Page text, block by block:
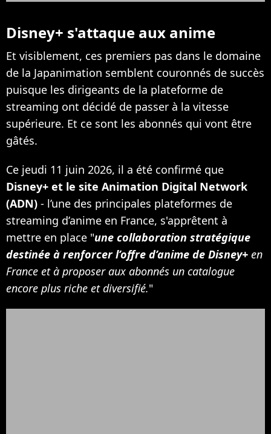
Disney+ s'attaque aux anime
Et visiblement, ces premiers pas dans le domaine
de la Japanimation semblent couronnés de succès
puisque les dirigeants de la plateforme de
streaming ont décidé de passer à la vitesse
supérieure. Et ce sont les abonnés qui vont être
gâtés.
Ce jeudi 11 juin 2026, il a été confirmé que
Disney+ et le site Animation Digital Network
(ADN) - l’une des principales plateformes de
streaming d’anime en France, s'apprêtent à
mettre en place "une collaboration stratégique
destinée à renforcer l’offre d’anime de Disney+ en
France et à proposer aux abonnés un catalogue
encore plus riche et diversifié."